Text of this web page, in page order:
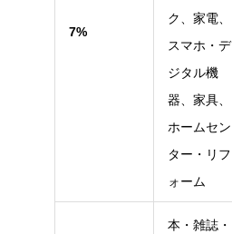
7%
ク、家電、
スマホ・デ
ジタル機
器、家具、
ホームセン
ター・リフ
ォーム
本・雑誌・